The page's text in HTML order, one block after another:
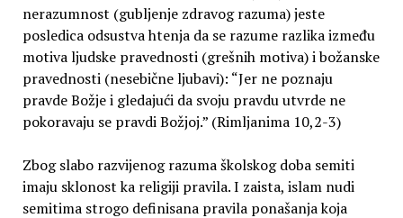
nerazumnost (gubljenje zdravog razuma) jeste
posledica odsustva htenja da se razume razlika između
motiva ljudske pravednosti (grešnih motiva) i božanske
pravednosti (nesebične ljubavi): “Jer ne poznaju
pravde Božje i gledajući da svoju pravdu utvrde ne
pokoravaju se pravdi Božjoj.” (Rimljanima 10,2-3)
Zbog slabo razvijenog razuma školskog doba semiti
imaju sklonost ka religiji pravila. I zaista, islam nudi
semitima strogo definisana pravila ponašanja koja